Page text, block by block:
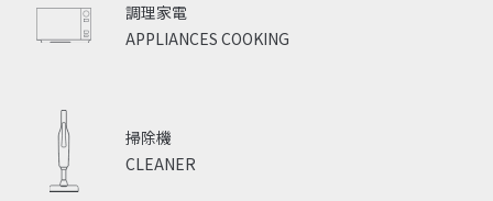
APPLIANCES COOKING
調理家電
CLEANER
掃除機